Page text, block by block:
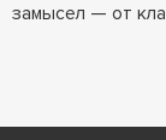
замысел — от